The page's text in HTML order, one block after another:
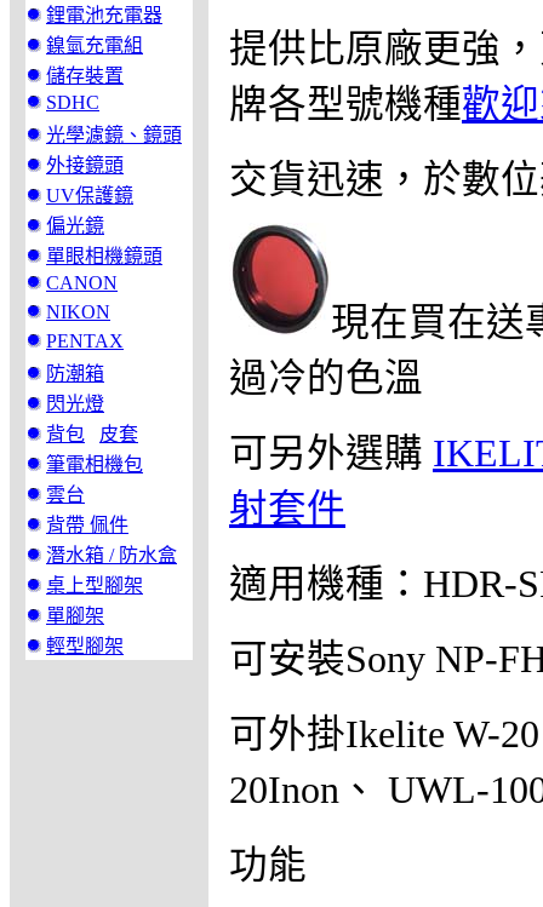
鋰電池充電器
鎳氫充電組
儲存裝置
SDHC
光學濾鏡、鏡頭
外接鏡頭
UV保護鏡
偏光鏡
單眼相機鏡頭
CANON
NIKON
PENTAX
防潮箱
閃光燈
背包
皮套
筆電相機包
雲台
背帶 佩件
潛水箱 / 防水盒
桌上型腳架
單腳架
輕型腳架
提供比原廠更強
牌各型號機種歡
交貨迅速，於數
現在買在送
過冷的色溫
可另外選購
射套件
適用機種：HDR-
可安裝Sony NP-
可外掛Ikelite W-
20Inon、 UWL-
功能